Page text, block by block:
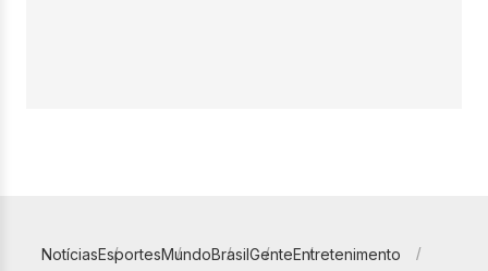
NotíciasEsportesMundoBrasilGenteEntretenimento